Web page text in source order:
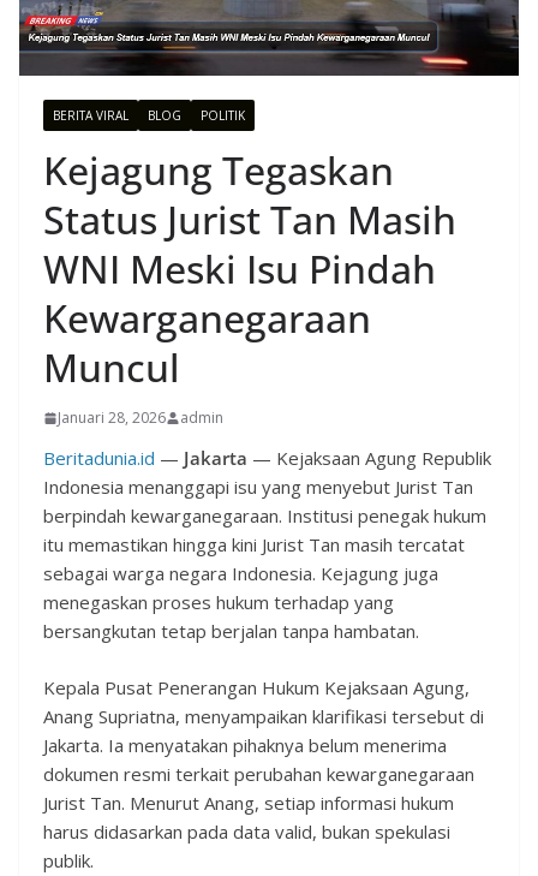
BERITA VIRAL BLOG POLITIK
Kejagung Tegaskan
Status Jurist Tan Masih
WNI Meski Isu Pindah
Kewarganegaraan
Muncul
Januari 28, 2026 admin
Beritadunia.id — Jakarta — Kejaksaan Agung Republik
Indonesia menanggapi isu yang menyebut Jurist Tan
berpindah kewarganegaraan. Institusi penegak hukum
itu memastikan hingga kini Jurist Tan masih tercatat
sebagai warga negara Indonesia. Kejagung juga
menegaskan proses hukum terhadap yang
bersangkutan tetap berjalan tanpa hambatan.
Kepala Pusat Penerangan Hukum Kejaksaan Agung,
Anang Supriatna, menyampaikan klarifikasi tersebut di
Jakarta. Ia menyatakan pihaknya belum menerima
dokumen resmi terkait perubahan kewarganegaraan
Jurist Tan. Menurut Anang, setiap informasi hukum
harus didasarkan pada data valid, bukan spekulasi
publik.